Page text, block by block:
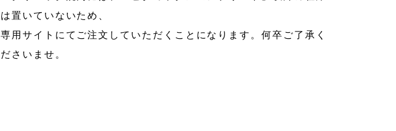
は置いていないため、
専用サイトにてご注文していただくことになります。何卒ご了承く
ださいませ。